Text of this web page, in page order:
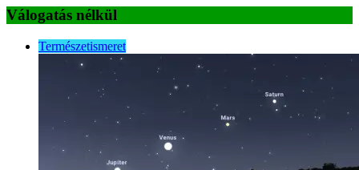
Válogatás nélkül
Természetismeret